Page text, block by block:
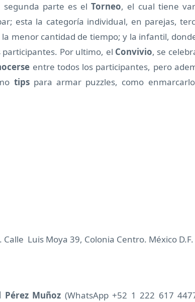
segunda parte es elTorneo, el cual tiene
esta la categoría individual, en parejas,
menor cantidad de tiempo; y la infantil,
participantes. Por ultimo, el Convivio, se
entre todos los participantes, pero
tipspara armar puzzles, como
Calle Luis Moya 39, Colonia Centro. México D.F.
Pérez Muñoz (WhatsApp +52 1 222 617